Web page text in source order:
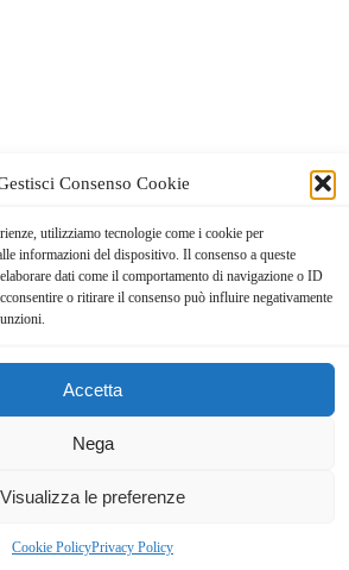
Consenso Cookie
utilizziamo tecnologie come i cookie per
informazioni del dispositivo. Il consenso a queste
dati come il comportamento di navigazione o ID
o ritirare il consenso può influire negativamente
Accetta
Nega
Visualizza le preferenze
Cookie PolicyPrivacy Policy